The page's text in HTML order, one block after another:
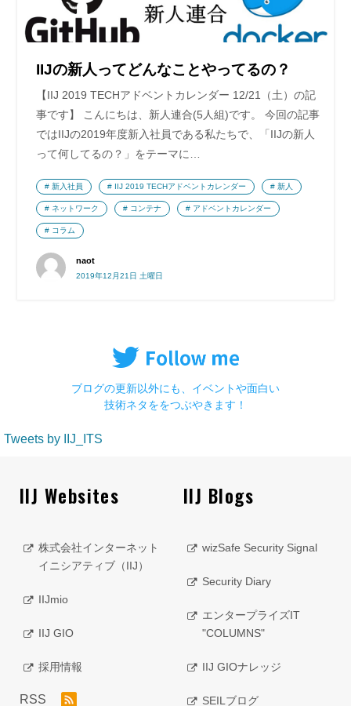
IIJの新人ってどんなことやってるの？
【IIJ 2019 TECHアドベントカレンダー 12/21（土）の記
事です】 こんにちは、新人連合(5人組)です。 今回の記事
ではIIJの2019年度新入社員である私たちで、「IIJの新人
って何してるの？」をテーマに…
naot
2019年12月21日 土曜日
新入社員 IIJ 2019 TECHアドベントカレンダー 新人
ネットワーク コンテナ アドベントカレンダー
コラム
ブログの更新以外にも、イベントや面白い
技術ネタををつぶやきます！
Tweets by IIJ_ITS
IIJ Websites
株式会社インターネット
イニシアティブ（IIJ）
IIJmio
IIJ GIO
採用情報
RSS
IIJ Blogs
wizSafe Security Signal
Security Diary
エンタープライズIT
"COLUMNS"
IIJ GIOナレッジ
SEILブログ